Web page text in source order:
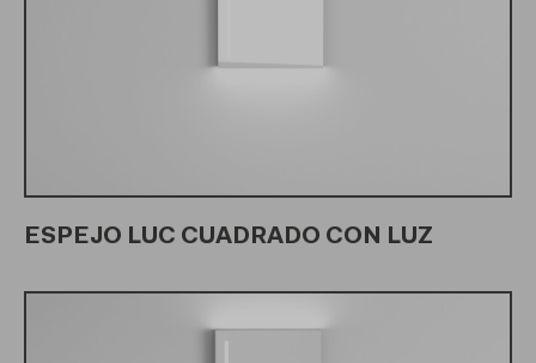
ESPEJO LUC CUADRADO CON LUZ